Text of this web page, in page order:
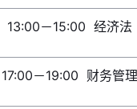
13:00－15:00 经济法
17:00－19:00 财务管理